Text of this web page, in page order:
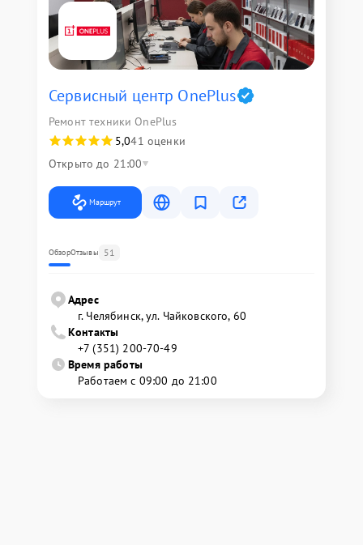
Сервисный центр OnePlus
Ремонт техники OnePlus
5,041 оценки
Открыто до 21:00
Маршрут
ОбзорОтзывы 51
Адрес
г. Челябинск, ул. Чайковского, 60
Контакты
+7 (351) 200-70-49
Время работы
Работаем с 09:00 до 21:00